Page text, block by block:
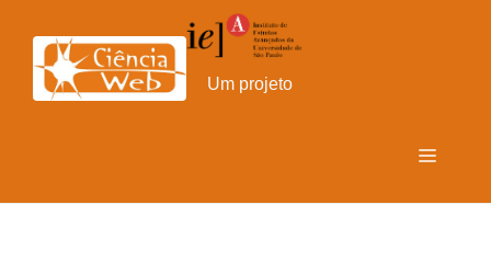
para
conteúdo
Um projeto
Menu